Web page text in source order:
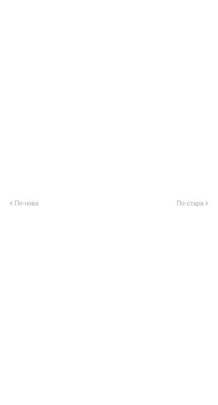
По-нова По-стара